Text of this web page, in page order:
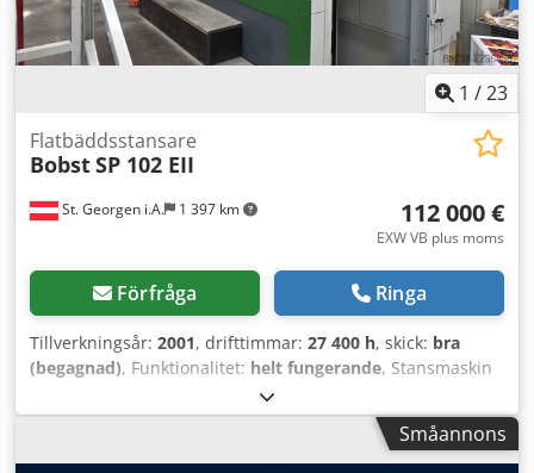
1 /23
St. Georgen i.A. 1 397 km
Flatbäddsstansare
BobstSP 102 EII
112 000 €
EXW VB plus moms
Förfråga Ringa
Tillverkningsår: 2001, drifttimmar: 27 400 h, skick: bra
(begagnad), Funktionalitet: helt fungerande, Stansmaskin
med utbrytningsstation, vändbord (från annan tillverkare),
vändbord/förberedelsebord, avfallsutbrytare, elektronisk
dubbelarkkontroll, märkningssystem BS + AS,
maskinhöjning 300 mm, 1 stansram, diverse
Småannons